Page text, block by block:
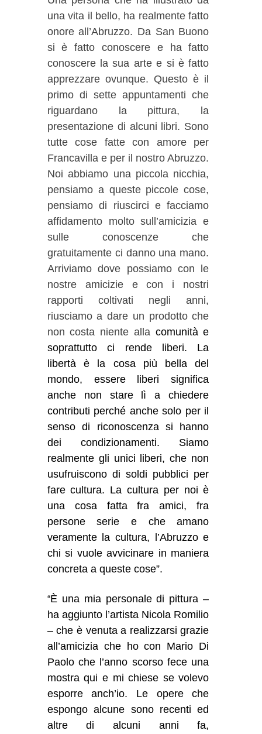
una vita il bello, ha realmente fatto
onore all’Abruzzo. Da San Buono
si è fatto conoscere e ha fatto
conoscere la sua arte e si è fatto
apprezzare ovunque. Questo è il
primo di sette appuntamenti che
riguardano la pittura, la
presentazione di alcuni libri. Sono
tutte cose fatte con amore per
Francavilla e per il nostro Abruzzo.
Noi abbiamo una piccola nicchia,
pensiamo a queste piccole cose,
pensiamo di riuscirci e facciamo
affidamento molto sull’amicizia e
sulle conoscenze che
gratuitamente ci danno una mano.
Arriviamo dove possiamo con le
nostre amicizie e con i nostri
rapporti coltivati negli anni,
riusciamo a dare un prodotto che
non costa niente alla comunità e
soprattutto ci rende liberi. La
libertà è la cosa più bella del
mondo, essere liberi significa
anche non stare lì a chiedere
contributi perché anche solo per il
senso di riconoscenza si hanno
dei condizionamenti. Siamo
realmente gli unici liberi, che non
usufruiscono di soldi pubblici per
fare cultura. La cultura per noi è
una cosa fatta fra amici, fra
persone serie e che amano
veramente la cultura, l’Abruzzo e
chi si vuole avvicinare in maniera
concreta a queste cose”.
“È una mia personale di pittura –
ha aggiunto l’artista Nicola Romilio
– che è venuta a realizzarsi grazie
all’amicizia che ho con Mario Di
Paolo che l’anno scorso fece una
mostra qui e mi chiese se volevo
esporre anch’io. Le opere che
espongo alcune sono recenti ed
altre di alcuni anni fa,